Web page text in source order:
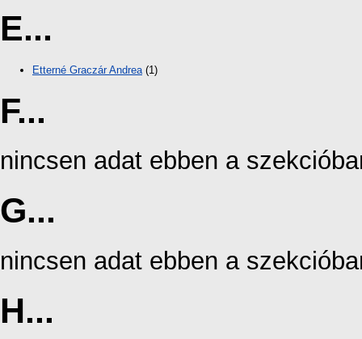
E...
Etterné Graczár Andrea(1)
F...
nincsen adat ebben a
G...
nincsen adat ebben a
H...